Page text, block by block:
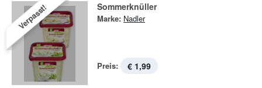
Verpasst! Sommerknüller
Marke: Nadler
Preis: € 1,99